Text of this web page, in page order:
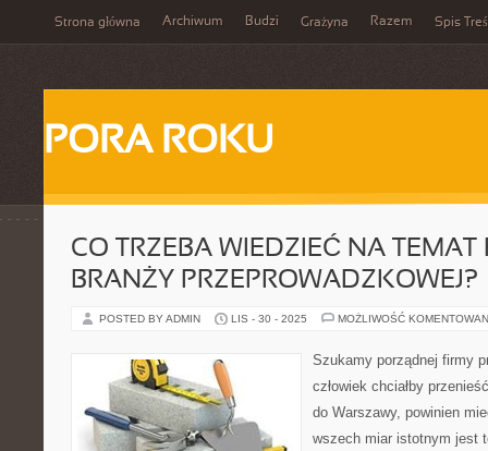
Strona główna Archiwum Budzi Grażyna Razem Spis
PORA ROKU
CO TRZEBA WIEDZIEĆ NA TEMAT
BRANŻY PRZEPROWADZKOWEJ?
POSTED BY ADMIN LIS - 30 - 2025 MOŻLIWOŚĆ
Szukamy porządnej firmy
człowiek chciałby
do Warszawy, powinien
wszech miar istotnym jest